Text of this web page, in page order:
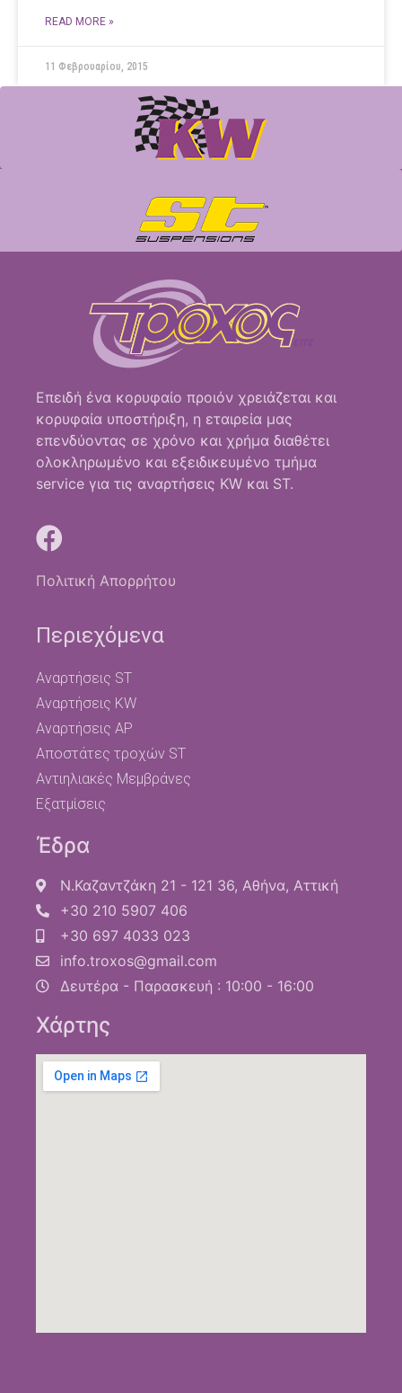
READ MORE »
11 Φεβρουαρίου, 2015
Επειδή ένα κορυφαίο προιόν χρειάζεται και
κορυφαία υποστήριξη, η εταιρεία μας
επενδύοντας σε χρόνο και χρήμα διαθέτει
ολοκληρωμένο και εξειδικευμένο τμήμα
service για τις αναρτήσεις KW και ST.
Πολιτική Απορρήτου
Περιεχόμενα
Αναρτήσεις ST
Αναρτήσεις KW
Αναρτήσεις AP
Αποστάτες τροχών ST
Αντιηλιακές Μεμβράνες
Εξατμίσεις
Έδρα
Ν.Καζαντζάκη 21 - 121 36, Αθήνα, Αττική
+30 210 5907 406
+30 697 4033 023
info.troxos@gmail.com
Δευτέρα - Παρασκευή : 10:00 - 16:00
Χάρτης